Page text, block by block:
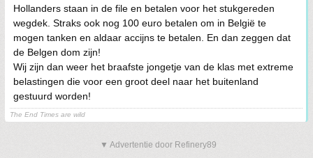
Hollanders staan in de file en betalen voor het stukgereden
wegdek. Straks ook nog 100 euro betalen om in België te
mogen tanken en aldaar accijns te betalen. En dan zeggen dat
de Belgen dom zijn!
Wij zijn dan weer het braafste jongetje van de klas met extreme
belastingen die voor een groot deel naar het buitenland
gestuurd worden!
The End Times are wild
▼ Advertentie door Refinery89